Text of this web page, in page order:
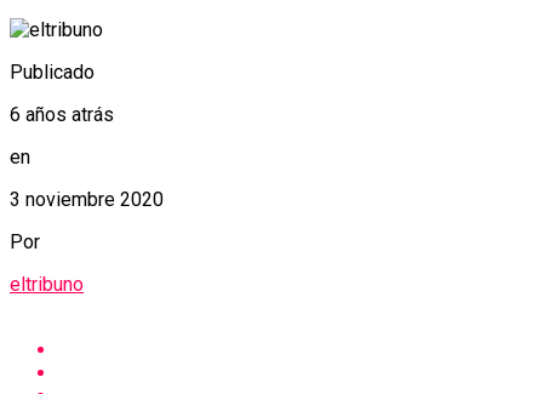
Publicado
6 años atrás
en
3 noviembre 2020
Por
eltribuno